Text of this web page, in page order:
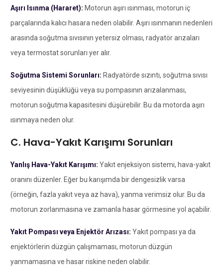
Aşırı Isınma (Hararet): Motorun aşırı ısınması, motorun iç
parçalarında kalıcı hasara neden olabilir. Aşırı ısınmanın nedenleri
arasında soğutma sıvısının yetersiz olması, radyatör arızaları
veya termostat sorunları yer alır.
Soğutma Sistemi Sorunları: Radyatörde sızıntı, soğutma sıvısı
seviyesinin düşüklüğü veya su pompasının arızalanması,
motorun soğutma kapasitesini düşürebilir. Bu da motorda aşırı
ısınmaya neden olur.
C. Hava-Yakıt Karışımı Sorunları
Yanlış Hava-Yakıt Karışımı: Yakıt enjeksiyon sistemi, hava-yakıt
oranını düzenler. Eğer bu karışımda bir dengesizlik varsa
(örneğin, fazla yakıt veya az hava), yanma verimsiz olur. Bu da
motorun zorlanmasına ve zamanla hasar görmesine yol açabilir.
Yakıt Pompası veya Enjektör Arızası: Yakıt pompası ya da
enjektörlerin düzgün çalışmaması, motorun düzgün
yanmamasına ve hasar riskine neden olabilir.